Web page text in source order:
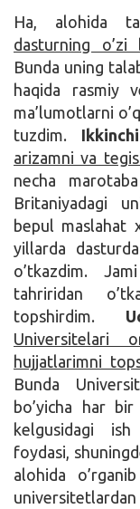
Ha, alohida
dasturning o’zi
Bunda uning
haqida rasmiy
ma’lumotlarni
tuzdim.
arizamni va
necha
Britaniyadagi
bepul maslahat
yillarda
o’tkazdim.
tahriridan
topshirdim.
Universitelari
hujjatlarimni
Bunda
bo’yicha har
kelgusidagi
foydasi,
alohida